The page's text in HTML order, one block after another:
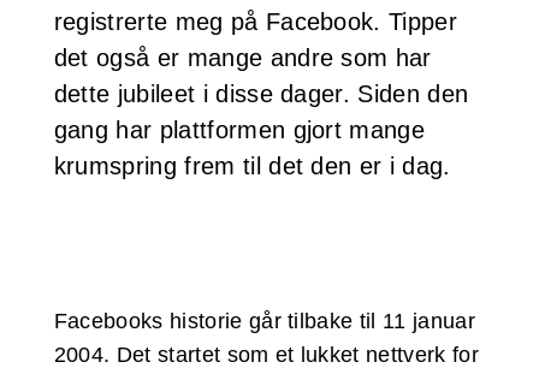
registrerte meg på Facebook. Tipper
det også er mange andre som har
dette jubileet i disse dager. Siden den
gang har plattformen gjort mange
krumspring frem til det den er i dag.
Facebooks historie går tilbake til 11 januar
2004. Det startet som et lukket nettverk for